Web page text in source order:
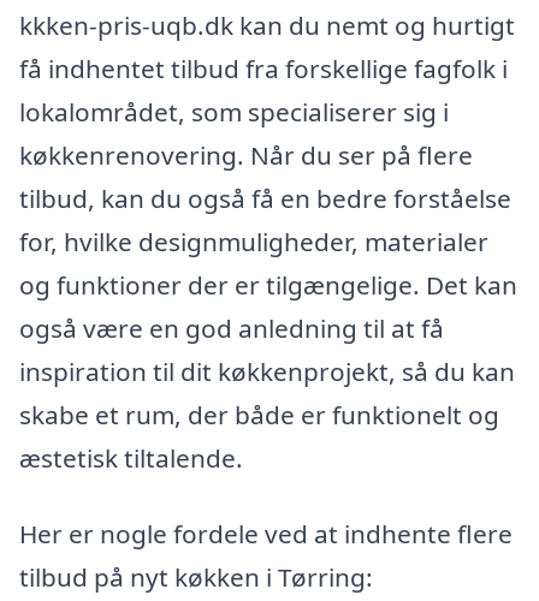
kkken-pris-uqb.dk kan du nemt og hurtigt
få indhentet tilbud fra forskellige fagfolk i
lokalområdet, som specialiserer sig i
køkkenrenovering. Når du ser på flere
tilbud, kan du også få en bedre forståelse
for, hvilke designmuligheder, materialer
og funktioner der er tilgængelige. Det kan
også være en god anledning til at få
inspiration til dit køkkenprojekt, så du kan
skabe et rum, der både er funktionelt og
æstetisk tiltalende.
Her er nogle fordele ved at indhente flere
tilbud på nyt køkken i Tørring: